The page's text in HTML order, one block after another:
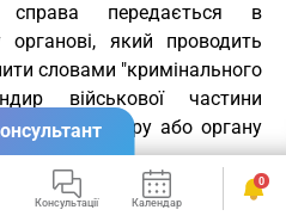
справа передається в
який проводить
словами "кримінального
військової частини
прокурору або органу
пункту 4
Порядку
Консультації Календар Сервіси
0